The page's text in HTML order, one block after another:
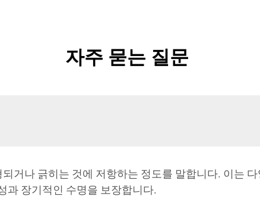
자주 묻는 질문
거나 긁히는 것에 저항하는 정도를 말합니다. 이는
과 장기적인 수명을 보장합니다.